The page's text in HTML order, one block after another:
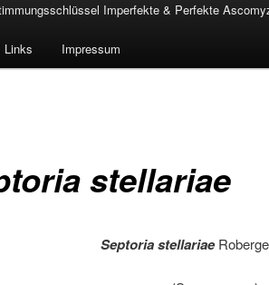
Imperfekte & Perfekte
Links Impressum
stellariae
Septoria stellariae